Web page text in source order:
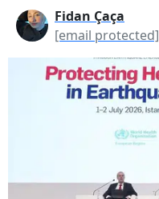
Fidan Çaça
[email protected]